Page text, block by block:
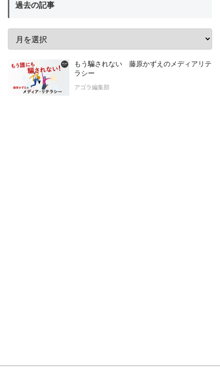
過去の記事
もう騙されない 藤原かずえのメディアリテ
ラシー
アゴラ編集部